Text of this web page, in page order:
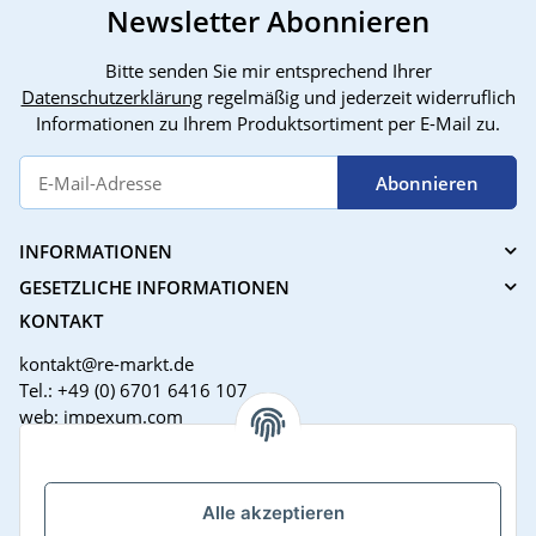
Alle akzeptieren
Newsletter Abonnieren
Bitte senden Sie mir entsprechend Ihrer
Datenschutzerklärungregelmäßig und jederzeit widerruflich
Informationen zu Ihrem Produktsortiment per E-Mail zu.
Abonnieren
INFORMATIONEN
GESETZLICHE INFORMATIONEN
KONTAKT
kontakt@re-markt.de
Tel.: +49 (0) 6701 6416 107
web: impexum.com
Mo-Fr: 08:00 - 17:00 Uhr